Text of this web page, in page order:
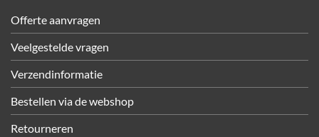
Offerte aanvragen
Veelgestelde vragen
Verzendinformatie
Bestellen via de webshop
Retourneren